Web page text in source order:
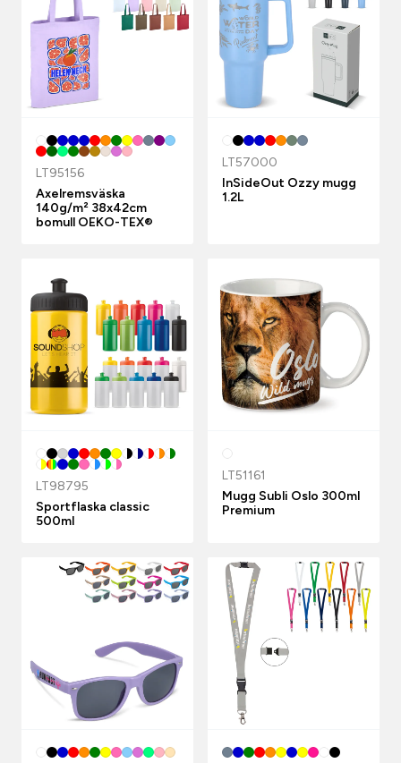
LT95156
Axelremsväska
140g/m² 38x42cm
bomull OEKO-TEX®
LT57000
InSideOut Ozzy mugg
1.2L
LT98795
Sportflaska classic
500ml
LT51161
Mugg Subli Oslo 300ml
Premium